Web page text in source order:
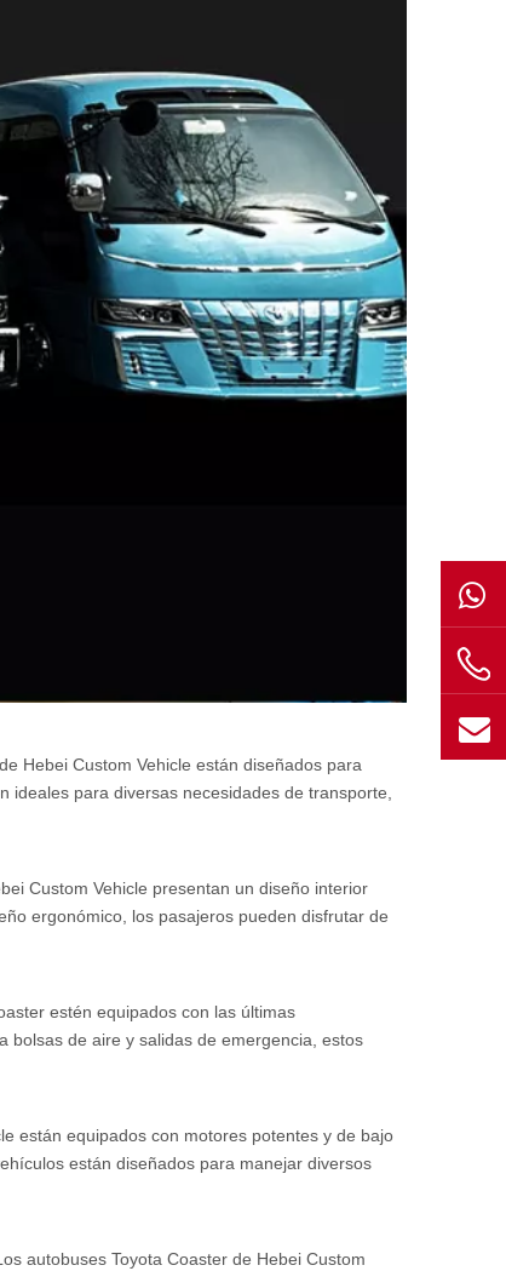
Hebei Custom Vehicle están diseñados para
ideales para diversas necesidades de transporte,
Custom Vehicle presentan un diseño interior
ergonómico, los pasajeros pueden disfrutar de
estén equipados con las últimas
bolsas de aire y salidas de emergencia, estos
están equipados con motores potentes y de bajo
están diseñados para manejar diversos
autobuses Toyota Coaster de Hebei Custom